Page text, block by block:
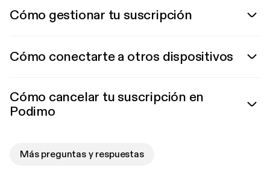
Cómo gestionar tu suscripción
Cómo conectarte a otros dispositivos
Cómo cancelar tu suscripción en
Podimo
Más preguntas y respuestas